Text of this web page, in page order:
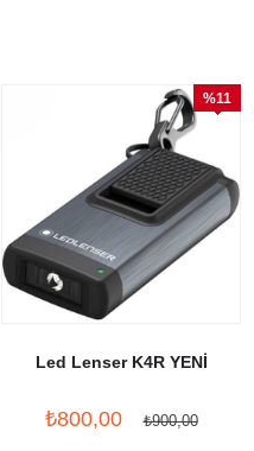
Led Lenser K4R YENİ
₺800,00 ₺900,00
%11
İndirim